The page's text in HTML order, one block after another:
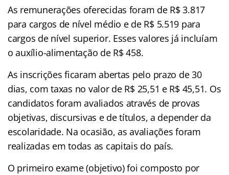
As remunerações oferecidas foram de R$ 3.817
para cargos de nível médio e de R$ 5.519 para
cargos de nível superior. Esses valores já incluíam
o auxílio-alimentação de R$ 458.
As inscrições ficaram abertas pelo prazo de 30
dias, com taxas no valor de R$ 25,51 e R$ 45,51. Os
candidatos foram avaliados através de provas
objetivas, discursivas e de títulos, a depender da
escolaridade. Na ocasião, as avaliações foram
realizadas em todas as capitais do país.
O primeiro exame (objetivo) foi composto por